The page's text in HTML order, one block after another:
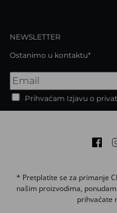
NEWSLETTER
Ostanimo u kontaktu*
Prihvaćam Izjavu o
* Pretplatite se za primanje
našim proizvodima,
prihvaćate